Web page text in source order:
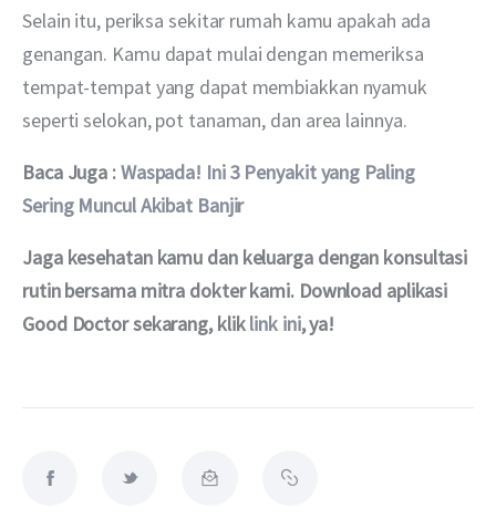
Selain itu, periksa sekitar rumah kamu apakah ada
genangan. Kamu dapat mulai dengan memeriksa
tempat-tempat yang dapat membiakkan nyamuk
seperti selokan, pot tanaman, dan area lainnya.
Baca Juga : Waspada! Ini 3 Penyakit yang Paling
Sering Muncul Akibat Banjir
Jaga kesehatan kamu dan keluarga dengan konsultasi
rutin bersama mitra dokter kami. Download aplikasi
Good Doctor sekarang, klik link ini, ya!